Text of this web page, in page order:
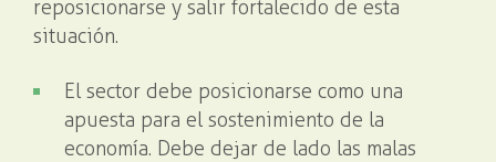
reposicionarse y salir fortalecido de esta
situación.
El sector debe posicionarse como una
apuesta para el sostenimiento de la
economía. Debe dejar de lado las malas